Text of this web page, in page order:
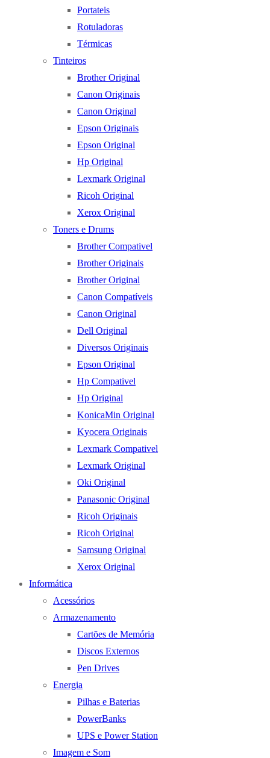
Portateis
Rotuladoras
Térmicas
Tinteiros
Brother Original
Canon Originais
Canon Original
Epson Originais
Epson Original
Hp Original
Lexmark Original
Ricoh Original
Xerox Original
Toners e Drums
Brother Compativel
Brother Originais
Brother Original
Canon Compatíveis
Canon Original
Dell Original
Diversos Originais
Epson Original
Hp Compativel
Hp Original
KonicaMin Original
Kyocera Originais
Lexmark Compativel
Lexmark Original
Oki Original
Panasonic Original
Ricoh Originais
Ricoh Original
Samsung Original
Xerox Original
Informática
Acessórios
Armazenamento
Cartões de Memória
Discos Externos
Pen Drives
Energia
Pilhas e Baterias
PowerBanks
UPS e Power Station
Imagem e Som